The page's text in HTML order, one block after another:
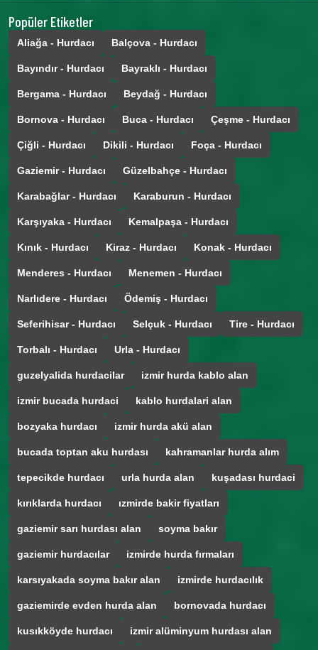
Popüler Etiketler
Aliağa - Hurdacı Balçova - Hurdacı
Bayındır - Hurdacı Bayraklı - Hurdacı
Bergama - Hurdacı Beydağ - Hurdacı
Bornova - Hurdacı Buca - Hurdacı Çeşme - Hurdacı
Çiğli - Hurdacı Dikili - Hurdacı Foça - Hurdacı
Gaziemir - Hurdacı Güzelbahçe - Hurdacı
Karabağlar - Hurdacı Karaburun - Hurdacı
Karşıyaka - Hurdacı Kemalpaşa - Hurdacı
Kınık - Hurdacı Kiraz - Hurdacı Konak - Hurdacı
Menderes - Hurdacı Menemen - Hurdacı
Narlıdere - Hurdacı Ödemiş - Hurdacı
Seferihisar - Hurdacı Selçuk - Hurdacı Tire - Hurdacı
Torbalı - Hurdacı Urla - Hurdacı
guzelyalida hurdacilar izmir hurda kablo alan
izmir bucada hurdaci kablo hurdalari alan
bozyaka hurdacı izmir hurda akü alan
bucada toptan aku hurdası kahramanlar hurda alım
tepecikde hurdacı urla hurda alan kuşadası hurdaci
kırıklarda hurdacı ızmirde bakir fiyatları
gaziemir sarı hurdası alan soyma bakır
gaziemir hurdacılar izmirde hurda fırmaları
karsıyakada soyma bakır alan izmirde hurdacılık
gaziemirde evden hurda alan bornovada hurdacı
kusıkköyde hurdacı izmir alüminyum hurdası alan